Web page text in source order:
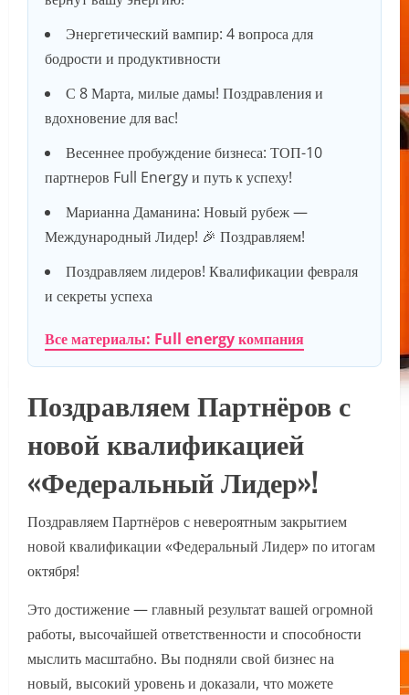
Энергетический вампир: 4 вопроса для
бодрости и продуктивности
С 8 Марта, милые дамы! Поздравления и
вдохновение для вас!
Весеннее пробуждение бизнеса: ТОП-10
партнеров Full Energy и путь к успеху!
Марианна Даманина: Новый рубеж —
Международный Лидер! 🎉 Поздравляем!
Поздравляем лидеров! Квалификации февраля
и секреты успеха
Все материалы: Full energy компания
Поздравляем Партнёров с
новой квалификацией
«Федеральный Лидер»!
Поздравляем Партнёров с невероятным закрытием
новой квалификации «Федеральный Лидер» по итогам
октября!
Это достижение — главный результат вашей огромной
работы, высочайшей ответственности и способности
мыслить масштабно. Вы подняли свой бизнес на
новый, высокий уровень и доказали, что можете